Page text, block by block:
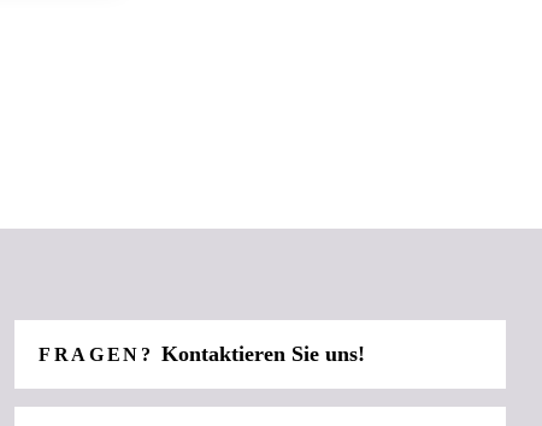
FRAGEN?Kontaktieren Sie uns!